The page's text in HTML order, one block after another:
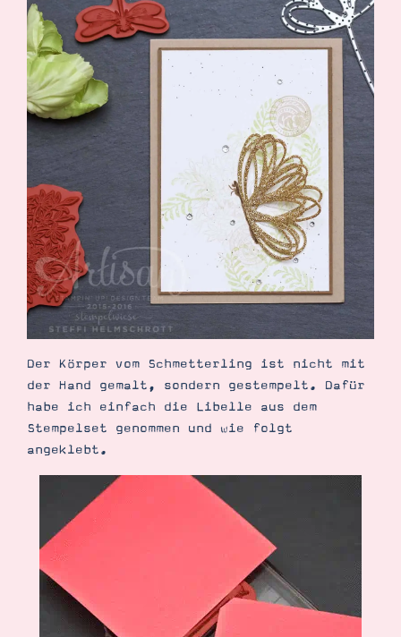
Der Körper vom Schmetterling ist nicht mit
der Hand gemalt, sondern gestempelt. Dafür
habe ich einfach die Libelle aus dem
Stempelset genommen und wie folgt
angeklebt.